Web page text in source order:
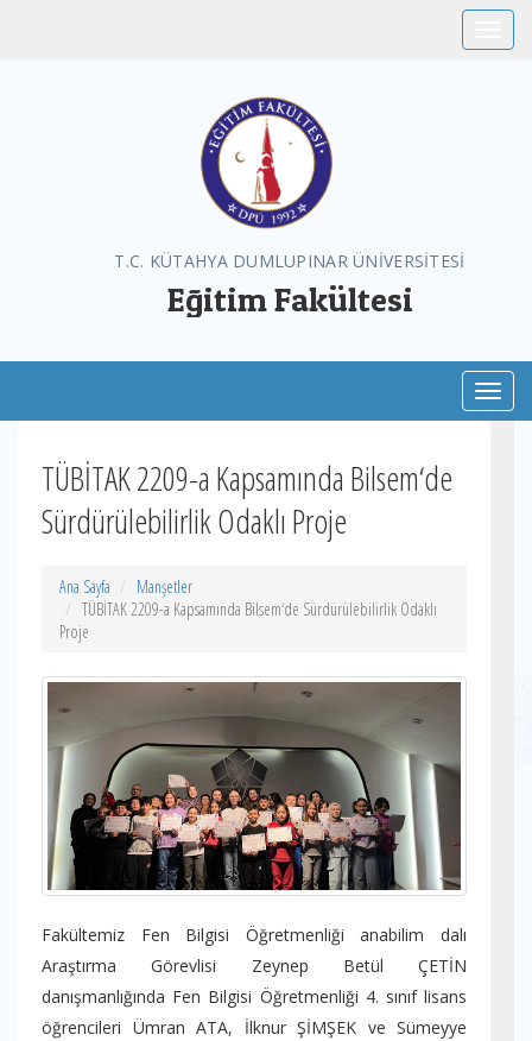
T.C. KÜTAHYA DUMLUPINAR ÜNİVERSİTESİ
Eğitim Fakültesi
TÜBİTAK 2209-a Kapsamında Bilsem‘de
Sürdürülebilirlik Odaklı Proje
Ana Sayfa
Manşetler
TÜBİTAK 2209-a Kapsamında Bilsem‘de Sürdürülebilirlik Odaklı
Proje
Fakültemiz Fen Bilgisi Öğretmenliği anabilim dalı
Araştırma Görevlisi Zeynep Betül ÇETİN
danışmanlığında Fen Bilgisi Öğretmenliği 4. sınıf lisans
öğrencileri Ümran ATA, İlknur ŞİMŞEK ve Sümeyye